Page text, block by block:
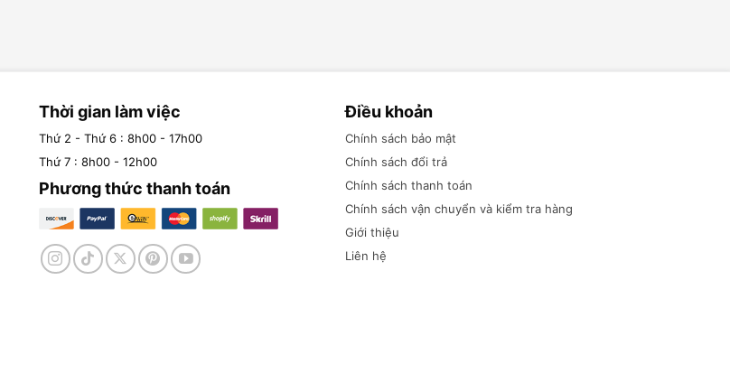
Thời gian làm việc
Thứ 2 - Thứ 6 : 8h00 - 17h00
Thứ 7 : 8h00 - 12h00
Phương thức thanh toán
Điều khoản
Chính sách bảo mật
Chính sách đổi trả
Chính sách thanh toán
Chính sách vận chuyển và kiểm tra hàng
Giới thiệu
Liên hệ